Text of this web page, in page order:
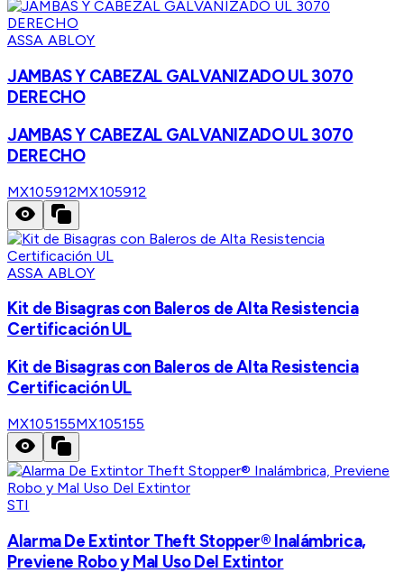
ASSA ABLOY
JAMBAS Y CABEZAL GALVANIZADO UL 3070
DERECHO
JAMBAS Y CABEZAL GALVANIZADO UL 3070
DERECHO
MX105912MX105912
ASSA ABLOY
Kit de Bisagras con Baleros de Alta Resistencia
Certificación UL
Kit de Bisagras con Baleros de Alta Resistencia
Certificación UL
MX105155MX105155
STI
Alarma De Extintor Theft Stopper® Inalámbrica,
Previene Robo y Mal Uso Del Extintor